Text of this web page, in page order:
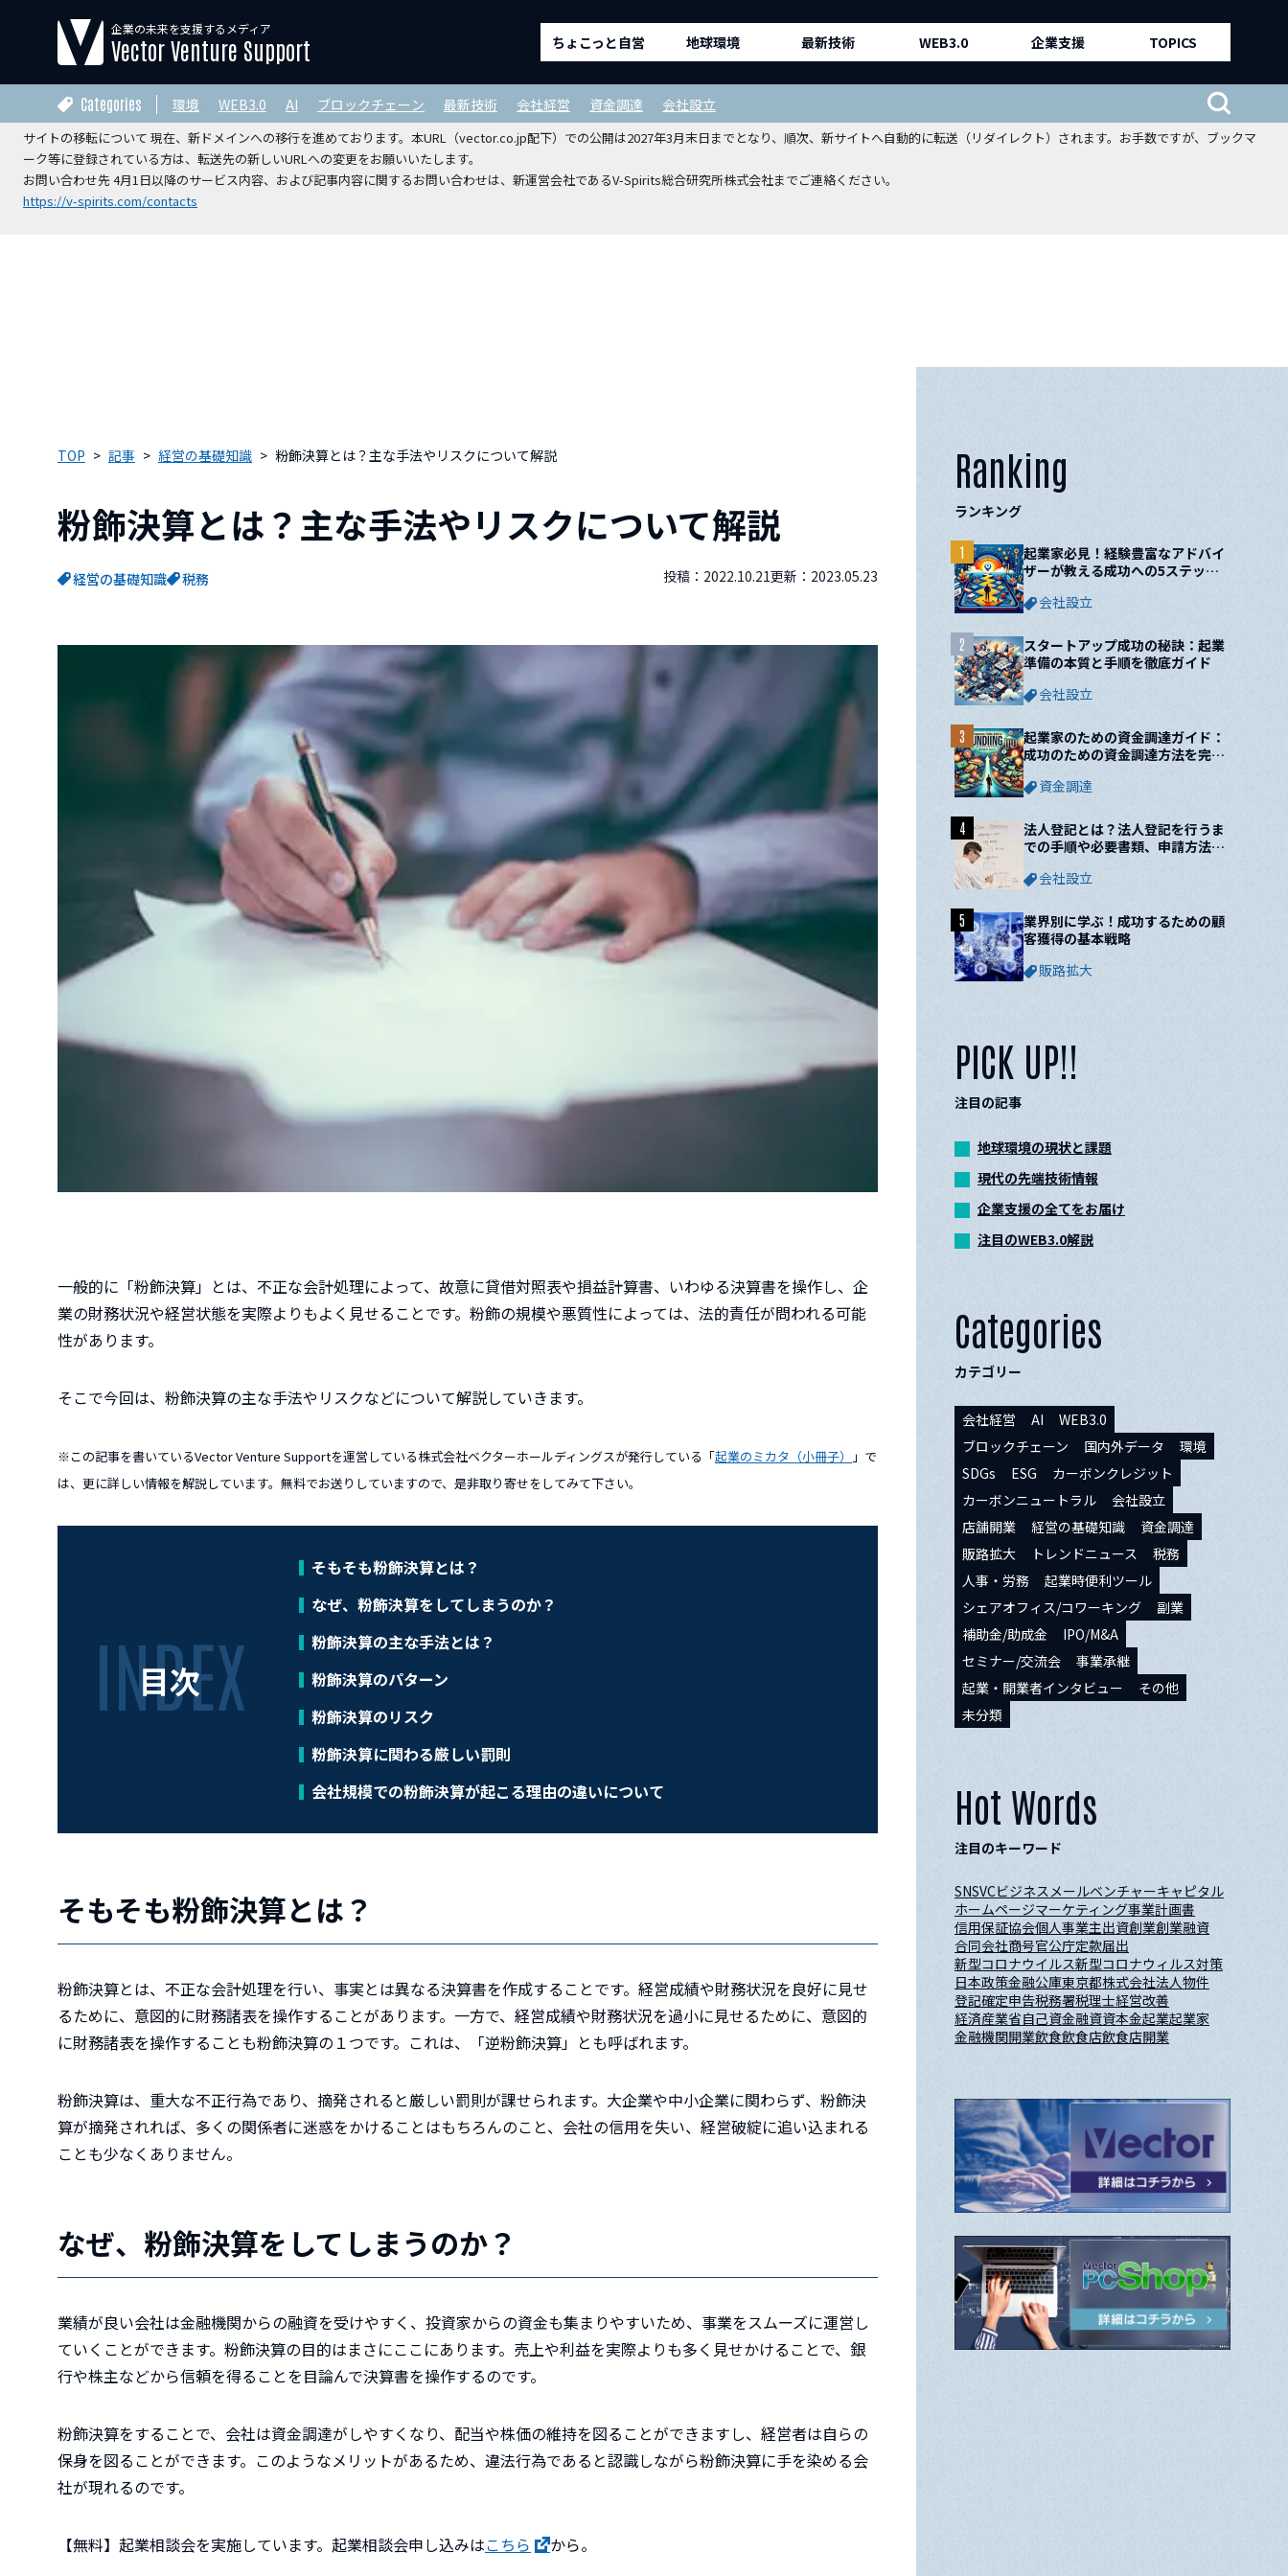
【運営会社変更のお知らせ】
2026年4月1日をもちまして、本サイトの運営は株式会社ベクターホールディングスホールディングスから
V-Spirits総合研究所株式会社
サイトの移転について 現在、新ドメインへの移行を進めております。本URL（vector.co.jp配下）での公開は2027年3月末日までとなり、順次、新サイトへ自動的に転送（リダイレクト）されます。お手数ですが、ブックマ
ーク等に登録されている方は、転送先の新しいURLへの変更をお願いいたします。
お問い合わせ先 4月1日以降のサービス内容、および記事内容に関するお問い合わせは、新運営会社であるV-Spirits総合研究所株式会社までご連絡ください。
https://v-spirits.com/contacts
企業の未来を支援するメディア
Vector Venture Support ちょこっと自営 地球環境 最新技術 WEB3.0 企業支援 TOPICS
Categories 環境 WEB3.0 AI ブロックチェーン 最新技術 会社経営 資金調達 会社設立
TOP 記事 経営の基礎知識 粉飾決算とは？主な手法やリスクについて解説
粉飾決算とは？主な手法やリスクについて解説
経営の基礎知識 税務 投稿： 2022.10.21更新： 2023.05.23
一般的に「粉飾決算」とは、不正な会計処理によって、故意に貸借対照表や損益計算書、いわゆる決算書を操作し、企
業の財務状況や経営状態を実際よりもよく見せることです。 粉飾の規模や悪質性によっては、法的責任が問われる可能
性があります。
そこで今回は、粉飾決算の主な手法やリスクなどについて解説していきます。
※この記事を書いているVector Venture Supportを運営している株式会社ベクターホールディングスが発行している「起業のミカタ（小冊子）
」で
は、更に詳しい情報を解説しています。無料でお送りしていますので、是非取り寄せをしてみて下さい。
目次
そもそも粉飾決算とは？
なぜ、粉飾決算をしてしまうのか？
粉飾決算の主な手法とは？
粉飾決算のパターン
粉飾決算のリスク
粉飾決算に関わる厳しい罰則
会社規模での粉飾決算が起こる理由の違いについて
そもそも粉飾決算とは？
粉飾決算とは、不正な会計処理を行い、事実とは異なる決算書を作成することです。経営成績や財務状況を良好に見せ
るために、意図的に財務諸表を操作することがあります。一方で、経営成績や財務状況を過小に見せるために、意図的
に財務諸表を操作することも粉飾決算の１つです。これは、「逆粉飾決算」とも呼ばれます。
粉飾決算は、重大な不正行為であり、摘発されると厳しい罰則が課せられます。大企業や中小企業に関わらず、粉飾決
算が摘発されれば、多くの関係者に迷惑をかけることはもちろんのこと、会社の信用を失い、経営破綻に追い込まれる
ことも少なくありません。
なぜ、粉飾決算をしてしまうのか？
業績が良い会社は金融機関からの融資を受けやすく、投資家からの資金も集まりやすいため、事業をスムーズに運営し
ていくことができます。粉飾決算の目的はまさにここにあります。売上や利益を実際よりも多く見せかけることで、銀
行や株主などから信頼を得ることを目論んで決算書を操作するのです。
粉飾決算をすることで、会社は資金調達がしやすくなり、配当や株価の維持を図ることができますし、経営者は自らの
保身を図ることができます。このようなメリットがあるため、違法行為であると認識しながら粉飾決算に手を染める会
社が現れるのです。
【無料】起業相談会を実施しています。起業相談会申し込みはこちら から。
Ranking
ランキング
起業家必見！経験豊富なアドバイ
ザーが教える成功への5ステップ
会社設立
1
スタートアップ成功の秘訣：起業
準備の本質と手順を徹底ガイド
会社設立
2
起業家のための資金調達ガイド：
成功のための資金調達方法を完全
資金調達
3
法人登記とは？法人登記を行うま
での手順や必要書類、申請方法に
会社設立
4
業界別に学ぶ！成功するための顧
客獲得の基本戦略
販路拡大
5
PICK UP!!
注目の記事
地球環境の現状と課題
現代の先端技術情報
企業支援の全てをお届け
注目のWEB3.0解説
Categories
カテゴリー
会社経営 AI
WEB3.0
ブロックチェーン
国内外データ
環境
SDGs
ESG
カーボンクレジット
カーボンニュートラル
会社設立
店舗開業
経営の基礎知識
資金調達
販路拡大
トレンドニュース
税務
人事・労務
起業時便利ツール
シェアオフィス/コワーキング
副業
補助金/助成金
IPO/M&A
セミナー/交流会
事業承継
起業・開業者インタビュー
その他
未分類
Hot Words
注目のキーワード
SNSVCビジネスメールベンチャーキャピタル
ホームページマーケティング事業計画書
信用保証協会個人事業主出資創業創業融資
合同会社商号官公庁定款届出
新型コロナウイルス新型コロナウィルス対策
日本政策金融公庫東京都株式会社法人物件
登記確定申告税務署税理士経営改善
経済産業省自己資金融資資本金起業起業家
金融機関開業飲食飲食店飲食店開業